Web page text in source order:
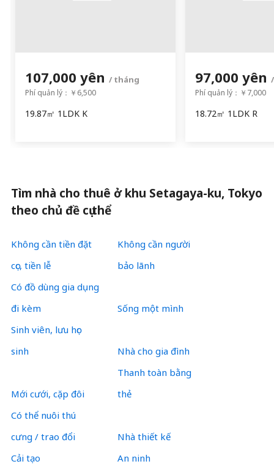
107,000 yên / tháng
Phí quản lý：￥6,500
19.87㎡ 1LDK K
97,000 yên
Phí quản lý：￥7,000
18.72㎡ 1LDK R
Tìm nhà cho thuê ở khu Setagaya-ku, Tokyo
theo chủ đề cụ thể
Không cần tiền đặt
cọc, tiền lễ
Không cần người
bảo lãnh
Có đồ dùng gia dụng
đi kèm
Sống một mình
Sinh viên, lưu học
sinh
Nhà cho gia đình
Mới cưới, cặp đôi
Thanh toàn bằng
thẻ
Có thể nuôi thú
cưng / trao đổi
Nhà thiết kế
Cải tạo
An ninh